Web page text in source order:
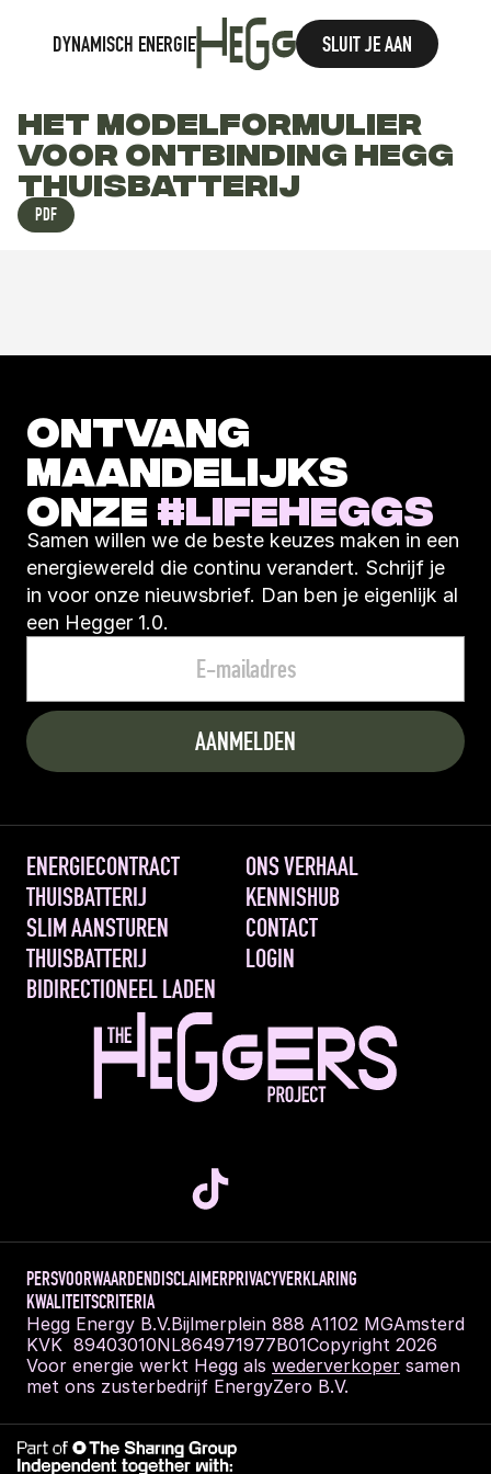
HET MODELFORMULIER
VOOR ONTBINDING HEGG
THUISBATTERIJ
PDF
ONTVANG
MAANDELIJKS
ONZE #LIFEHEGGS
Samen willen we de beste keuzes maken in een
energiewereld die continu verandert. Schrijf je
in voor onze nieuwsbrief. Dan ben je eigenlijk al
een Hegger 1.0.
ENERGIECONTRACT
THUISBATTERIJ
SLIM AANSTUREN
THUISBATTERIJ
BIDIRECTIONEEL LADEN
ONS VERHAAL
KENNISHUB
CONTACT
LOGIN
PERSVOORWAARDENDISCLAIMERPRIVACYVERKLARING
KWALITEITSCRITERIA
Hegg Energy B.V.Bijlmerplein 888 A1102 MGAmsterdam
KVK  89403010NL864971977B01Copyright 2026
Voor energie werkt Hegg als wederverkoper samen
met ons zusterbedrijf EnergyZero B.V.
DYNAMISCH ENERGIETHUISBATTERIJ HEGG INTELLIGENCE
ONS VERHAALKENNISHUB SLUIT JE AAN